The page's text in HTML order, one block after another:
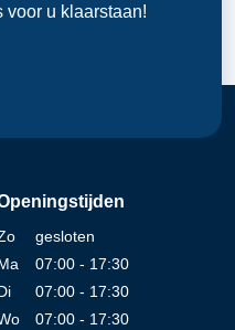
voor u klaarstaan!
gesloten
07:00 - 17:30
07:00 - 17:30
07:00 - 17:30